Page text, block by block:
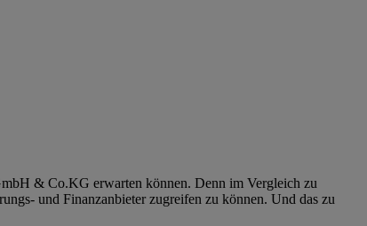
& Co.KG erwarten können. Denn im Vergleich zu
und Finanzanbieter zugreifen zu können. Und das zu